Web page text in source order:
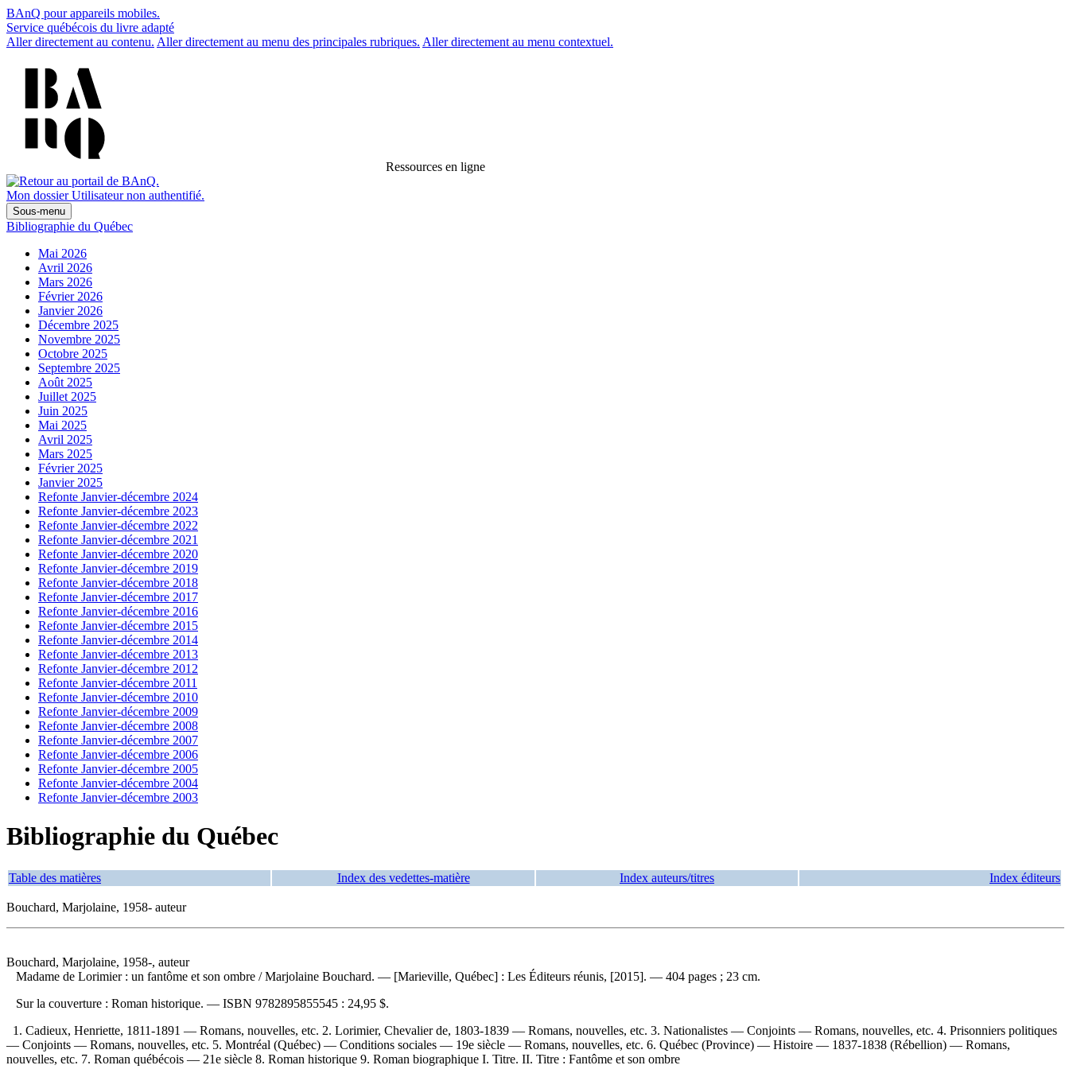
BAnQ pour appareils mobiles.
Service québécois du livre adapté
Aller directement au contenu. Aller directement au menu des principales rubriques. Aller directement au menu contextuel.
Ressources en ligne
Mon dossier Utilisateur non authentifié.
Sous-menu
Bibliographie du Québec
Mai 2026
Avril 2026
Mars 2026
Février 2026
Janvier 2026
Décembre 2025
Novembre 2025
Octobre 2025
Septembre 2025
Août 2025
Juillet 2025
Juin 2025
Mai 2025
Avril 2025
Mars 2025
Février 2025
Janvier 2025
Refonte Janvier-décembre 2024
Refonte Janvier-décembre 2023
Refonte Janvier-décembre 2022
Refonte Janvier-décembre 2021
Refonte Janvier-décembre 2020
Refonte Janvier-décembre 2019
Refonte Janvier-décembre 2018
Refonte Janvier-décembre 2017
Refonte Janvier-décembre 2016
Refonte Janvier-décembre 2015
Refonte Janvier-décembre 2014
Refonte Janvier-décembre 2013
Refonte Janvier-décembre 2012
Refonte Janvier-décembre 2011
Refonte Janvier-décembre 2010
Refonte Janvier-décembre 2009
Refonte Janvier-décembre 2008
Refonte Janvier-décembre 2007
Refonte Janvier-décembre 2006
Refonte Janvier-décembre 2005
Refonte Janvier-décembre 2004
Refonte Janvier-décembre 2003
Bibliographie du Québec
Table des matières Index des vedettes-matière Index auteurs/titres Index éditeurs
Bouchard, Marjolaine, 1958- auteur
Bouchard, Marjolaine, 1958-, auteur
Madame de Lorimier : un fantôme et son ombre / Marjolaine Bouchard. — [Marieville, Québec] : Les Éditeurs réunis, [2015]. — 404 pages ; 23 cm.
Sur la couverture : Roman historique. — ISBN 9782895855545 : 24,95 $.
1. Cadieux, Henriette, 1811-1891 — Romans, nouvelles, etc. 2. Lorimier, Chevalier de, 1803-1839 — Romans, nouvelles, etc. 3. Nationalistes — Conjoints — Romans, nouvelles, etc. 4. Prisonniers politiques
— Conjoints — Romans, nouvelles, etc. 5. Montréal (Québec) — Conditions sociales — 19e siècle — Romans, nouvelles, etc. 6. Québec (Province) — Histoire — 1837-1838 (Rébellion) — Romans,
nouvelles, etc. 7. Roman québécois — 21e siècle 8. Roman historique 9. Roman biographique I. Titre. II. Titre : Fantôme et son ombre